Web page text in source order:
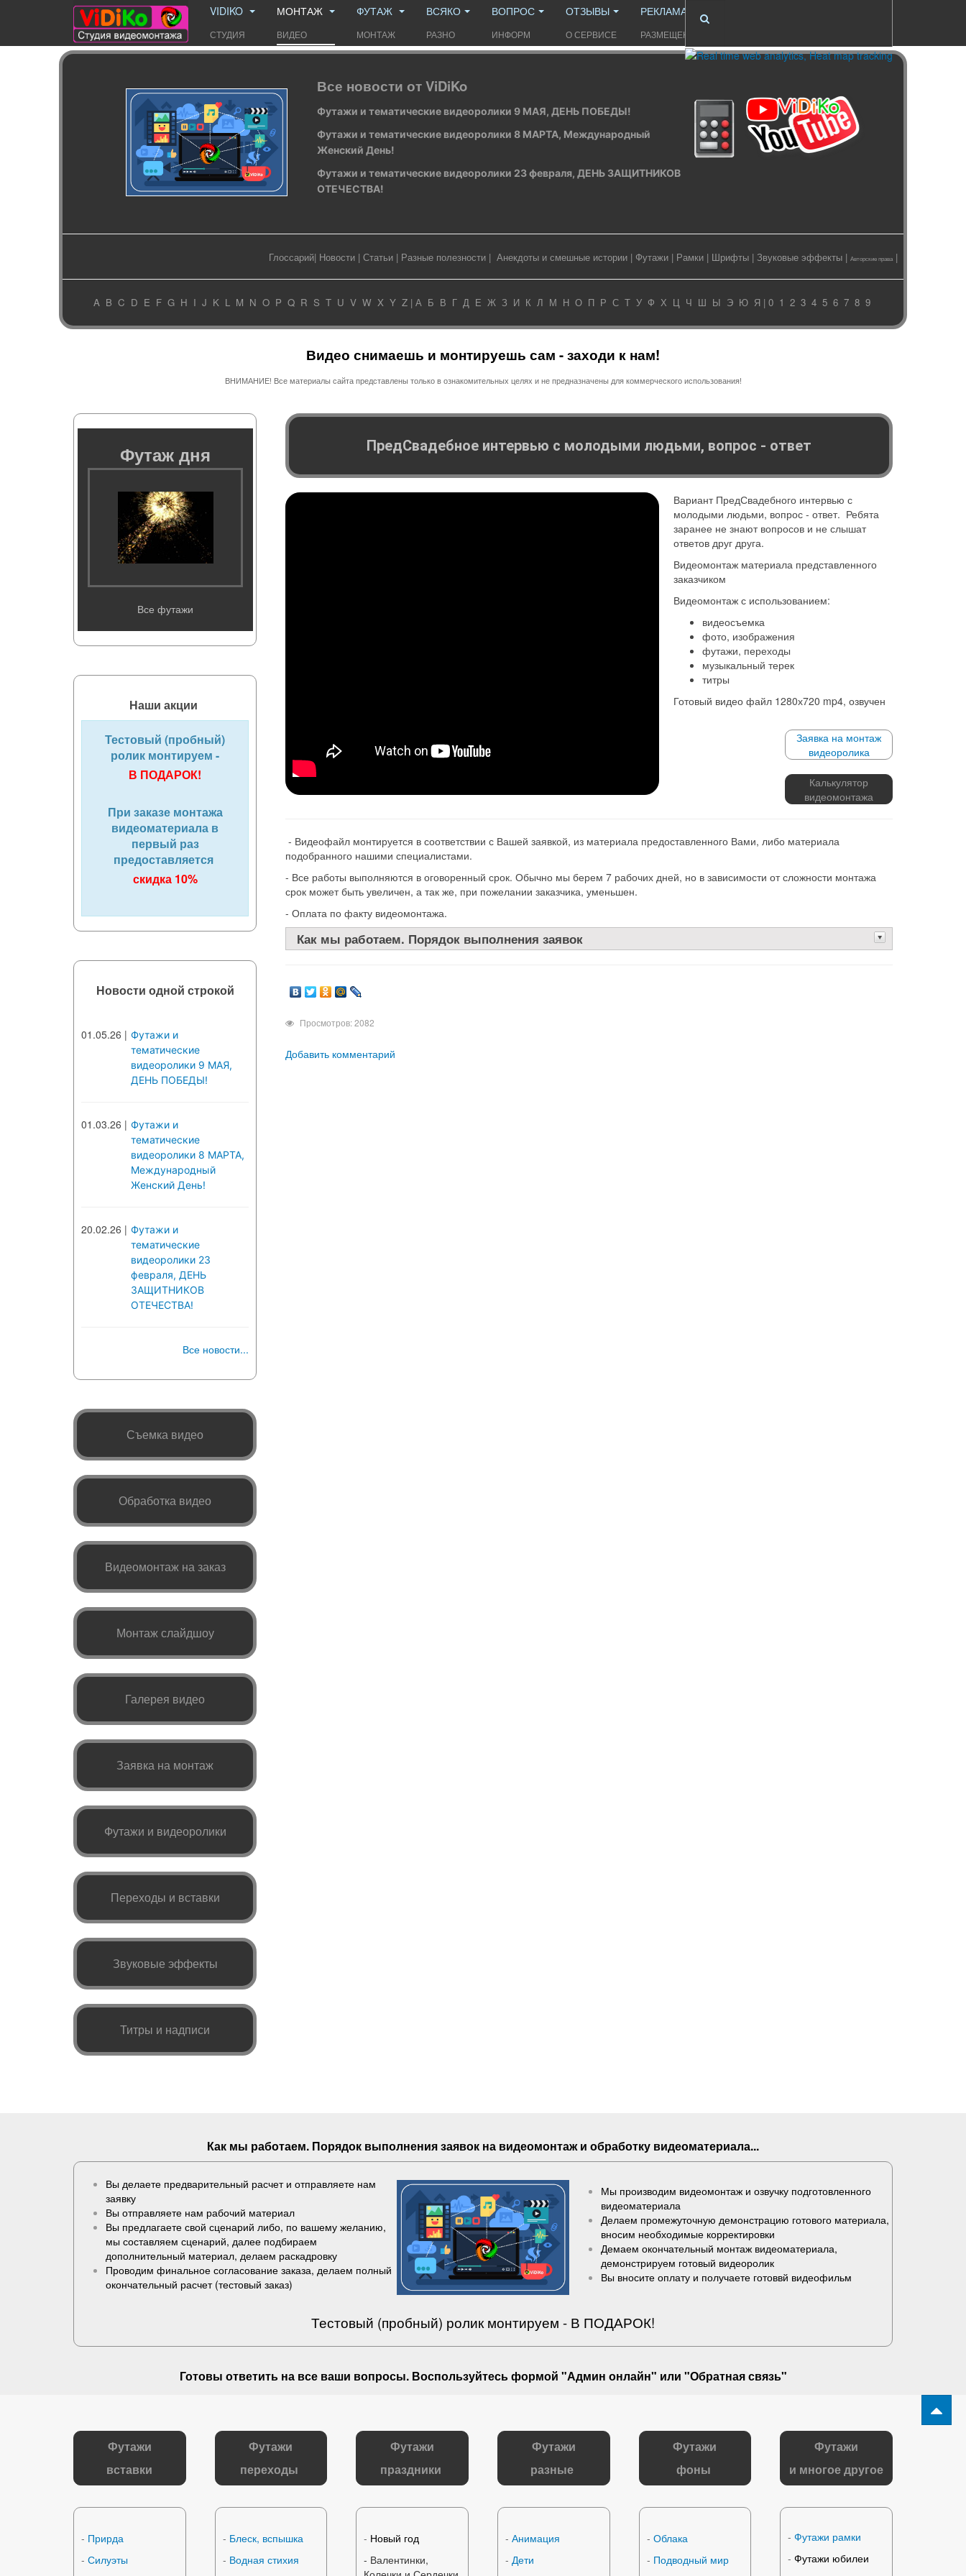
VIDIKO
СТУДИЯ
МОНТАЖ
ВИДЕО
ФУТАЖ
МОНТАЖ
ВСЯКО
РАЗНО
ВОПРОС
ИНФОРМ
ОТЗЫВЫ
О СЕРВИСЕ
РЕКЛАМА
РАЗМЕЩЕНИЕ
Все новости от ViDiKo
Футажи и тематические видеоролики 9 МАЯ, ДЕНЬ ПОБЕДЫ!
Футажи и тематические видеоролики 8 МАРТА, Международный
Женский День!
Футажи и тематические видеоролики 23 февраля, ДЕНЬ ЗАЩИТНИКОВ
ОТЕЧЕСТВА!
Глоссарий| Новости | Статьи | Разные полезности | Анекдоты и смешные истории | Футажи | Рамки | Шрифты | Звуковые эффекты | Авторские права |
A B C D E F G H I J K L M N O P Q R S T U V W X Y Z| А Б В Г Д Е Ж З И К Л М Н О П Р С Т У Ф Х Ц Ч Ш Ы Э Ю Я| 0 1 2 3 4 5 67 89
Видео снимаешь и монтируешь сам - заходи к нам!
ВНИМАНИЕ! Все материалы сайта представлены только в ознакомительных целях и не предназначены для коммерческого использования!
ПредСвадебное интервью с молодыми людьми, вопрос - ответ
Вариант ПредСвадебного интервью с
молодыми людьми, вопрос - ответ. Ребята
заранее не знают вопросов и не слышат
ответов друг друга.
Видеомонтаж материала представленного
заказчиком
Видеомонтаж с использованием:
видеосъемка
фото, изображения
футажи, переходы
музыкальный терек
титры
Готовый видео файл 1280х720 mp4, озвучен
Заявка на монтаж
видеоролика
Калькулятор
видеомонтажа
- Видеофайл монтируется в соответствии с Вашей заявкой, из материала предоставленного Вами, либо материала
подобранного нашими специалистами.
- Все работы выполняются в оговоренный срок. Обычно мы берем 7 рабочих дней, но в зависимости от сложности монтажа
срок может быть увеличен, а так же, при пожелании заказчика, уменьшен.
- Оплата по факту видеомонтажа.
Как мы работаем. Порядок выполнения заявок
Просмотров: 2082
Добавить комментарий
Футаж дня
Все футажи
Наши акции
Тестовый (пробный)
ролик монтируем -
В ПОДАРОК!
При заказе монтажа
видеоматериала в
первый раз
предоставляется
скидка 10%
Новости одной строкой
01.05.26 | Футажи и
тематические
видеоролики 9 МАЯ,
ДЕНЬ ПОБЕДЫ!
01.03.26 | Футажи и
тематические
видеоролики 8 МАРТА,
Международный
Женский День!
20.02.26 | Футажи и
тематические
видеоролики 23
февраля, ДЕНЬ
ЗАЩИТНИКОВ
ОТЕЧЕСТВА!
Все новости...
Съемка видео
Обработка видео
Видеомонтаж на заказ
Монтаж слайдшоу
Галерея видео
Заявка на монтаж
Футажи и видеоролики
Переходы и вставки
Звуковые эффекты
Титры и надписи
Как мы работаем. Порядок выполнениязаявок на видеомонтаж и обработку видеоматериала...
Вы делаете предварительный расчет и отправляете нам
заявку
Вы отправляете нам рабочий материал
Вы предлагаете свой сценарий либо, по вашему желанию,
мы составляем сценарий, далее подбираем
дополнительный материал, делаем раскадровку
Проводим финальное согласование заказа, делаем полный
окончательный расчет (тестовый заказ)
Мы производим видеомонтаж и озвучку подготовленного
видеоматериала
Делаем промежуточную демонстрацию готового материала,
вносим необходимые корректировки
Демаем окончательный монтаж видеоматериала,
демонстрируем готовый видеоролик
Вы вносите оплату и получаете готоввй видеофильм
Тестовый (пробный) ролик монтируем - В ПОДАРОК!
Готовы ответить на все ваши вопросы. Воспользуйтесь формой "Админ онлайн" или "Обратная связь"
Футажи
вставки
- Прирда
- Силуэты
Футажи
переходы
- Блеск, вспышка
- Водная стихия
Футажи
праздники
- Новый год
- Валентинки,
Футажи
разные
- Анимация
- Дети
Футажи
фоны
- Облака
- Подводный мир
Футажи
и многое другое
-Футажи рамки
-Футажи юбилеи